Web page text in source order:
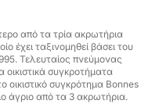
στην άγκυρα
αργά το απόγευμα
από τα τρία ακρωτήρια
έχει ταξινομηθεί βάσει του
Τελευταίος πνεύμονας
συγκροτήματα
οικιστικό συγκρότημα Bonnes
άγριο από τα 3 ακρωτήρια.